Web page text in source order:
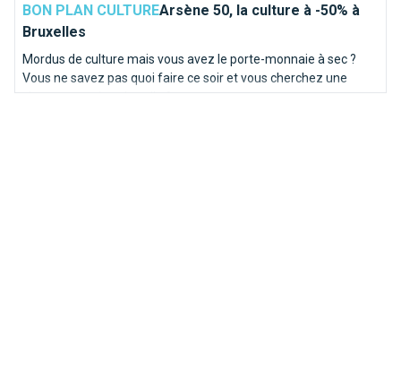
BON PLAN CULTUREArsène 50, la culture à -50% à
Bruxelles
Mordus de culture mais vous avez le porte-monnaie à sec ?
Vous ne savez pas quoi faire ce soir et vous cherchez une
chouette sortie culturelle ?